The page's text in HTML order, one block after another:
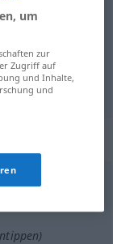
um
zur
Zugriff auf
und Inhalte,
und